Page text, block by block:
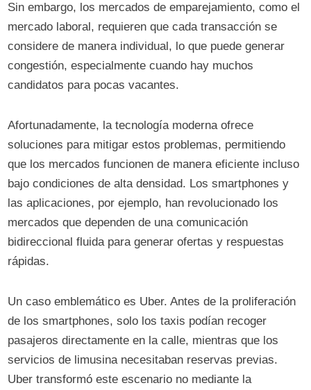
Sin embargo, los mercados de emparejamiento, como el
mercado laboral, requieren que cada transacción se
considere de manera individual, lo que puede generar
congestión, especialmente cuando hay muchos
candidatos para pocas vacantes.
Afortunadamente, la tecnología moderna ofrece
soluciones para mitigar estos problemas, permitiendo
que los mercados funcionen de manera eficiente incluso
bajo condiciones de alta densidad. Los smartphones y
las aplicaciones, por ejemplo, han revolucionado los
mercados que dependen de una comunicación
bidireccional fluida para generar ofertas y respuestas
rápidas.
Un caso emblemático es Uber. Antes de la proliferación
de los smartphones, solo los taxis podían recoger
pasajeros directamente en la calle, mientras que los
servicios de limusina necesitaban reservas previas.
Uber transformó este escenario no mediante la